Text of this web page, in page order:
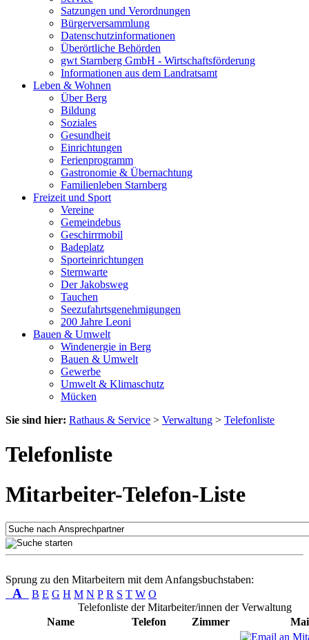
Satzungen und Verordnungen
Bürgerversammlung
Datenschutzinformationen
Überörtliche Behörden
gwt Starnberg GmbH - Wirtschaftsförderung
Informationen aus dem Landratsamt
Leben & Wohnen
Über Berg
Bildung
Soziales
Gesundheit
Einrichtungen
Ferienprogramm
Gastronomie & Übernachtung
Familienleben Starnberg
Freizeit und Sport
Vereine
Gemeindebus
Geschirrmobil
Badeplatz
Sporteinrichtungen
Sternwarte
Der Jakobsweg
Tauchen
Seezufahrtsgenehmigungen
200 Jahre Leoni
Bauen & Umwelt
Windenergie in Berg
Bauen & Umwelt
Gewerbe
Umwelt & Klimaschutz
Mücken
Sie sind hier: Rathaus & Service > Verwaltung > Telefonliste
Telefonliste
Mitarbeiter-Telefon-Liste
Sprung zu den Mitarbeitern mit dem Anfangsbuchstaben:
A B E G H M N P R S T W O
Telefonliste der Mitarbeiter/innen der Verwaltung
Name
Telefon Zimmer